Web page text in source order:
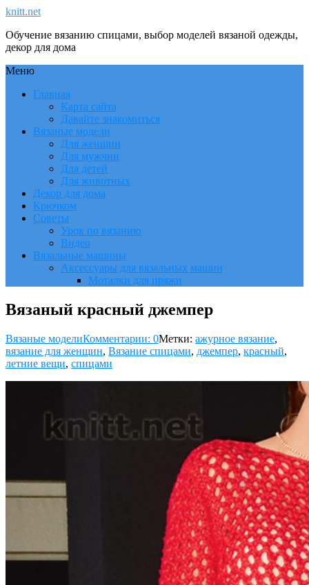
knitt.net
Обучение вязанию спицами, выбор моделей вязаной одежды,
декор для дома
Меню
Главная
Карта сайта
Давайте знакомиться
Вязаные модели
Для женщин
Для мужчин
Для детей
Для животных
Декор для дома
Крючком
Советы
Урок по вязанию
Видео
Вязальные машины
Аксессуары для вязальных машин
Моталки для пряжи
Вязаный красный джемпер
Вязаные моделиКомментарии: 0Метки: ажурное вязание,
вязание для женщин, Вязание спицами, джемпер, красный,
летние вещи, спицами